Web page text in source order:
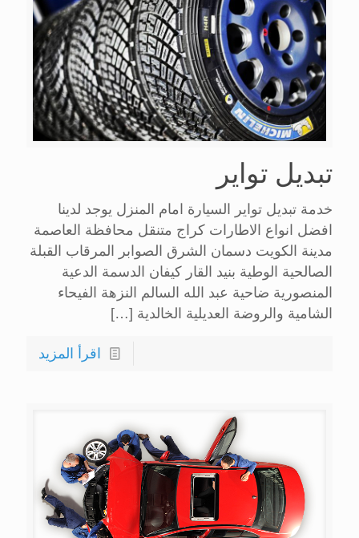
تبديل تواير
خدمة تبديل تواير السيارة امام المنزل يوجد لدينا
افضل انواع الاطارات كراج متنقل محافظة العاصمة
مدينة الكويت دسمان الشرق الصوابر المرقاب القبلة
الصالحية الوطية بنيد القار كيفان الدسمة الدعية
المنصورية ضاحية عبد الله السالم النزهة الفيحاء
الشامية والروضة العديلية الخالدية […]
اقرأ المزيد